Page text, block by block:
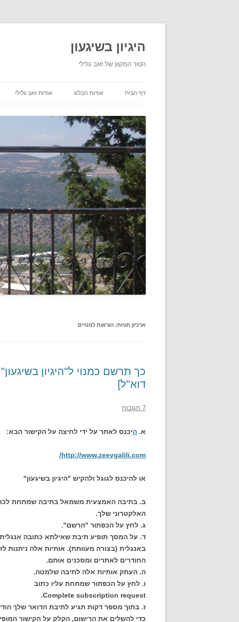
היגיון בשיגעון
הטור המקוון של זאב גלילי
דף הבית אודות הבלוג אודות זאב גלילי
ארכיון תגיות: הוראות למנויים
כך תרשם כמנוי ל"היגיון
דוא"ל]
7 תגובות
א. היכנס לאתר על ידי לחיצה על הקישור הבא:
http://www.zeevgalili.com/
או להיכנס לגוגל ולהקיש "היגיון בשיגעון"
ב. בתיבה האמצעית משמאל בתיבה שמתחת
האלקטרוני שלך.
ג. לחץ על הכפתור "הרשם".
באנגלית (בצורה מעוותת). אותיות אלה ניתנות
החודרים לאתרים ומסכנים אותם.
ה. העתק אותיות אלה לתיבה שלמטה.
ו. לחץ על הכפתור שמתחת עליו כתוב
Complete subscription request.
ז. בתוך מספר דקות תגיע לתיבת הדואר שלך